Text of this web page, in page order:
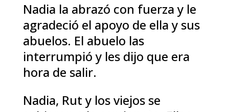
Nadia la abrazó con fuerza y le
agradeció el apoyo de ella y sus
abuelos. El abuelo las
interrumpió y les dijo que era
hora de salir.
Nadia, Rut y los viejos se